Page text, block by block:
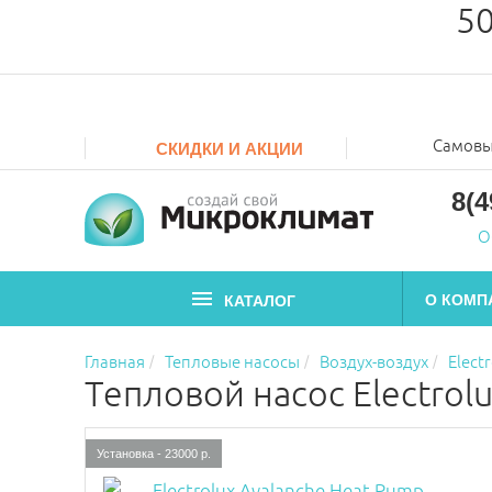
СКИДКИ И АКЦИИ
КАТАЛОГ О
Главная Тепловые насосы Воздух-воздух
Тепловой насос
Установка - 23000 р.